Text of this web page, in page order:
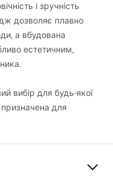
і зручність
дозволяє плавно
а вбудована
естетичним,
вибір для будь-якої
призначена для